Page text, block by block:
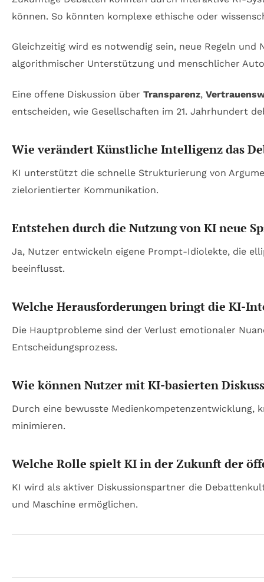
können. So könnten komplexe ethische oder
Gleichzeitig wird es notwendig sein, neue Regeln
algorithmischer Unterstützung und menschlicher
Eine offene Diskussion über Transparenz,
entscheiden, wie Gesellschaften im 21. Jahrhundert
Wie verändert Künstliche Intelligenz das
KI unterstützt die schnelle Strukturierung von
zielorientierter Kommunikation.
Entstehen durch die Nutzung von KI neue
Ja, Nutzer entwickeln eigene Prompt-Idiolekte, die
beeinflusst.
Welche Herausforderungen bringt die KI-
Die Hauptprobleme sind der Verlust emotionaler
Entscheidungsprozess.
Wie können Nutzer mit KI-basierten
Durch eine bewusste Medienkompetenzentwicklung,
minimieren.
Welche Rolle spielt KI in der Zukunft der
KI wird als aktiver Diskussionspartner die
und Maschine ermöglichen.